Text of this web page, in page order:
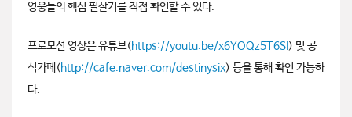
영웅들의 핵심 필살기를 직접 확인할 수 있다.
프로모션 영상은 유튜브(https://youtu.be/x6YOQz5T6SI ) 및 공
식카페(http://cafe.naver.com/destinysix) 등을 통해 확인 가능하
다.